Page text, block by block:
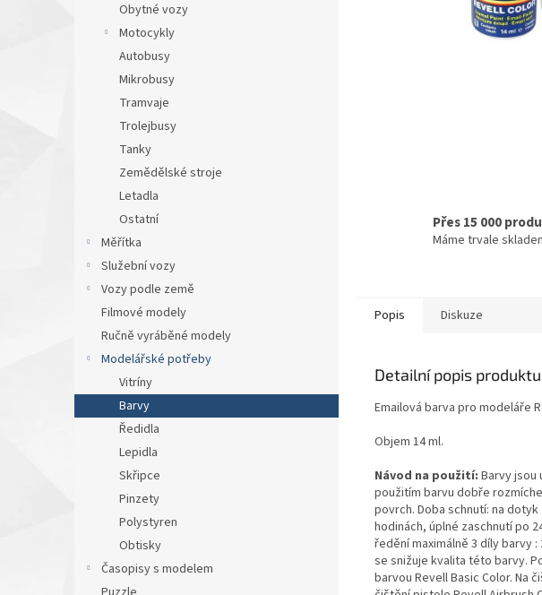
Obytné vozy
Motocykly
Autobusy
Mikrobusy
Tramvaje
Trolejbusy
Tanky
Zemědělské stroje
Letadla
Ostatní
Měřítka
Služební vozy
Vozy podle země
Filmové modely
Ručně vyráběné modely
Modelářské potřeby
Vitríny
Barvy
Ředidla
Lepidla
Skřipce
Pinzety
Polystyren
Obtisky
Časopisy s modelem
Přes 15 000
Máme trvale
Popis Diskuze
Detailní popis produktu
Emailová barva pro modeláře
Objem 14 ml.
Návod na použití: Barvy jsou
použitím barvu dobře
povrch. Doba schnutí: na
hodinách, úplné zaschnutí po
ředění maximálně 3 díly barvy
se snižuje kvalita této barvy.
barvou Revell Basic Color. Na